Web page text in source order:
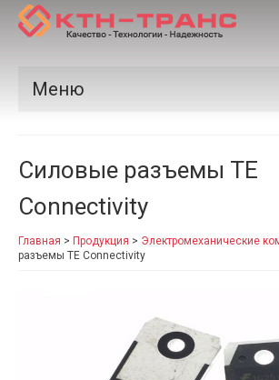
Меню
Производители
Рынки
Сертификаты
Силовые разъемы TE
Connectivity
Главная > Продукция > Электромеханические
разъемы TE Connectivity